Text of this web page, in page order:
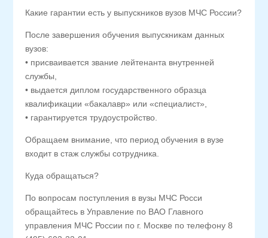
Какие гарантии есть у выпускников вузов МЧС России?
После завершения обучения выпускникам данных
вузов:
• присваивается звание лейтенанта внутренней
службы,
• выдается диплом государственного образца
квалификации «бакалавр» или «специалист»,
• гарантируется трудоустройство.
Обращаем внимание, что период обучения в вузе
входит в стаж службы сотрудника.
Куда обращаться?
По вопросам поступления в вузы МЧС Росси
обращайтесь в Управление по ВАО Главного
управления МЧС России по г. Москве по телефону 8